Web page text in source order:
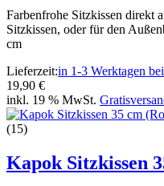
Farbenfrohe Sitzkissen direkt
Sitzkissen, oder für den
cm
Lieferzeit:in 1-3 Werktagen
19,90 €
inkl. 19 % MwSt.
(15)
Kapok Sitzkissen